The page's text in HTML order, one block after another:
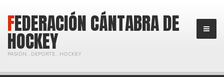
FEDERACIÓN CÁNTABRA DE
HOCKEY
PASIÓN...DEPORTE...HOCKEY